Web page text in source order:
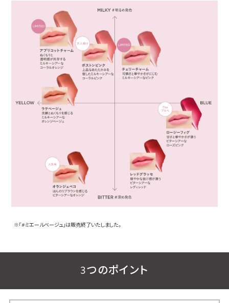
※「#ミエールベージュ」は販売終了いたしました。
3つのポイント